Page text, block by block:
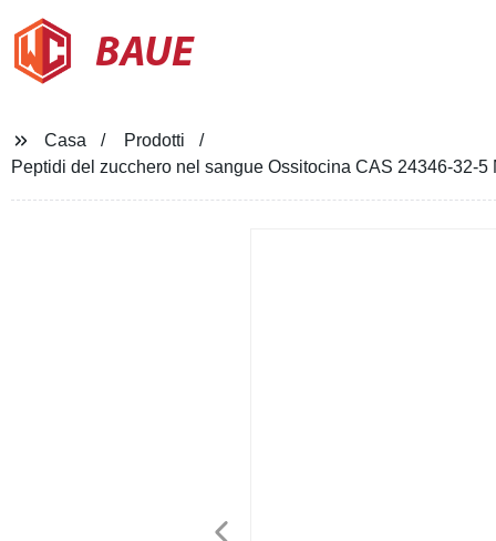
BAUE
Casa
Prodotti
Peptidi del zucchero nel sangue Ossitocina CAS 24346-32-